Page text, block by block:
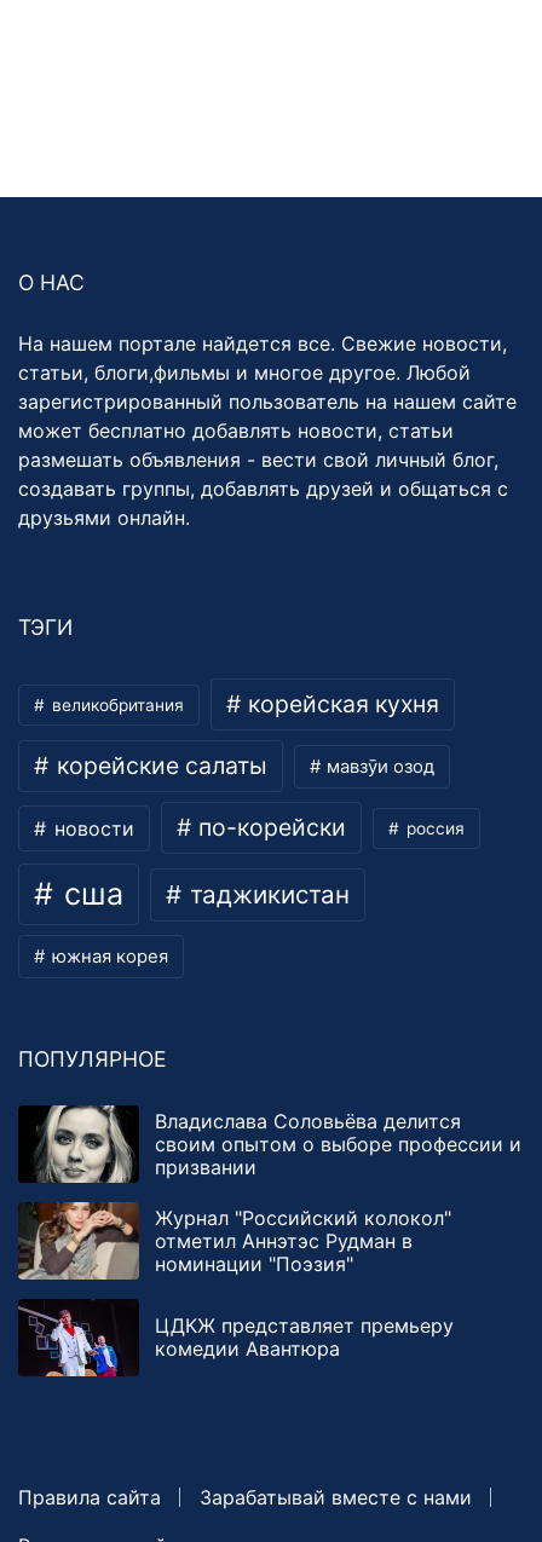
О НАС
На нашем портале найдется все. Свежие новости,
статьи, блоги,фильмы и многое другое. Любой
зарегистрированный пользователь на нашем сайте
может бесплатно добавлять новости, статьи
размешать объявления - вести свой личный блог,
создавать группы, добавлять друзей и общаться с
друзьями онлайн.
ТЭГИ
великобритания корейская кухня
корейские салаты мавзӯи озод
новости по-корейски россия
сша таджикистан
южная корея
ПОПУЛЯРНОЕ
Владислава Соловьёва делится
своим опытом о выборе профессии и
призвании
Журнал "Российский колокол"
отметил Аннэтэс Рудман в
номинации "Поэзия"
ЦДКЖ представляет премьеру
комедии Авантюра
Правила сайта
Зарабатывай вместе с нами